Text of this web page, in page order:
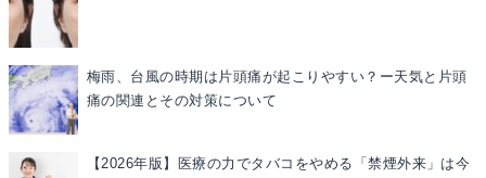
梅雨、台風の時期は片頭痛が起こりやすい？ー天気と片頭
痛の関連とその対策について
【2026年版】医療の力でタバコをやめる「禁煙外来」は今